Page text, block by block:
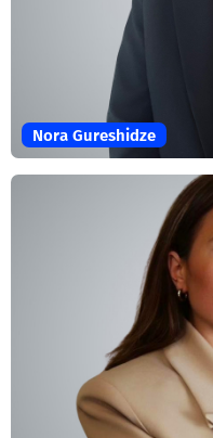
Nora Gureshidze